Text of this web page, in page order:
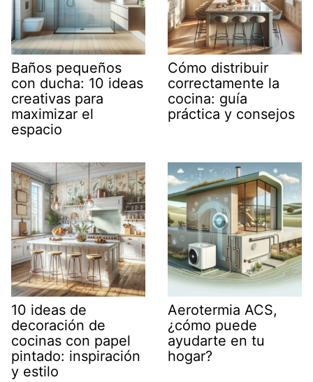
Baños pequeños
con ducha: 10 ideas
creativas para
maximizar el
espacio
Cómo distribuir
correctamente la
cocina: guía
práctica y consejos
10 ideas de
decoración de
cocinas con papel
pintado: inspiración
y estilo
Aerotermia ACS,
¿cómo puede
ayudarte en tu
hogar?